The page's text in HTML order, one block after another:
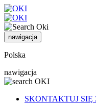
nawigacja
Polska
nawigacja
SKONTAKTUJ